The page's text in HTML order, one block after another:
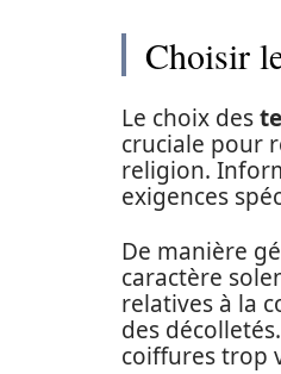
Choisir
Le choix des
cruciale pour
religion.
exigences
De manière
caractère
relatives à la
des
coiffures trop